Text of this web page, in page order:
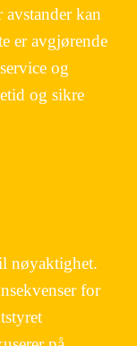
kan
er avgjørende
og
og sikre
nøyaktighet.
for